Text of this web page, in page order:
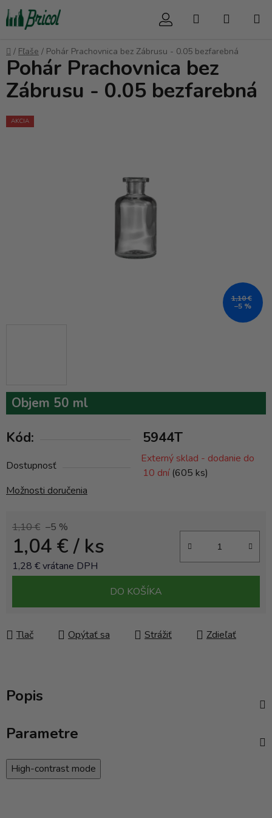
Prejsť
na
obsah
Hľadať
Domov
/ Fľaše / Pohár Prachovnica bez Zábrusu - 0.05 bezfarebná
Objem 50 ml
Kód: 5944T
Dostupnosť
Externý sklad - dodanie do
10 dní (605 ks)
Možnosti doručenia
1,10 € –5 %
1,04 €/ ks
1,28 € vrátane DPH
DO KOŠÍKA
Tlač Opýtať sa Strážiť Zdieľať
Pohár Prachovnica bez
Zábrusu - 0.05 bezfarebná
AKCIA
1,10 €
–5 %
Popis
Parametre
High-contrast mode